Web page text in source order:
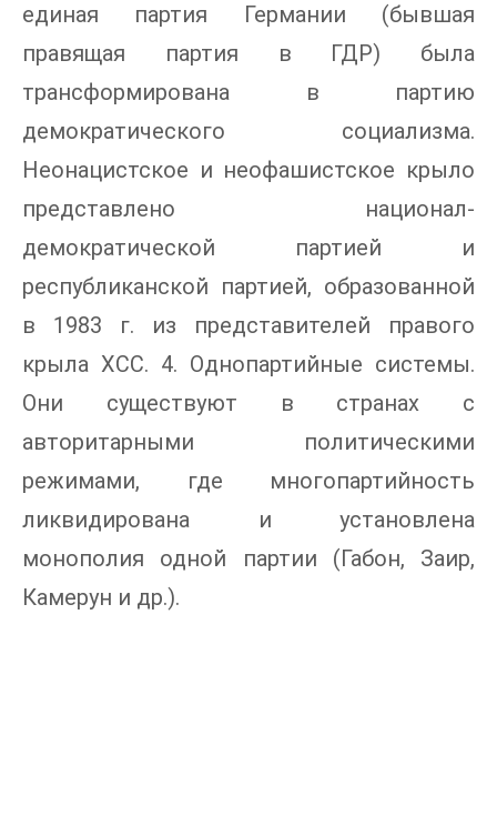
единая партия Германии (бывшая
правящая партия в ГДР) была
трансформирована в партию
демократического социализма.
Неонацистское и неофашистское крыло
представлено национал-
демократической партией и
республиканской партией, образованной
в 1983 г. из представителей правого
крыла ХСС. 4. Однопартийные системы.
Они существуют в странах с
авторитарными политическими
режимами, где многопартийность
ликвидирована и установлена
монополия одной партии (Габон, Заир,
Камерун и др.).